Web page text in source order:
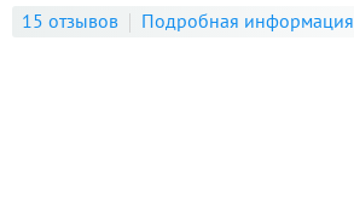
15 отзывов Подробная информация